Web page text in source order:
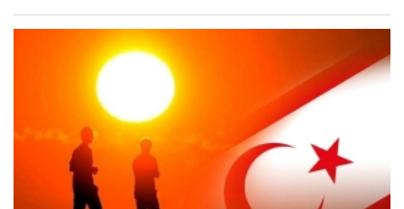
Mustafa Şahin
DEĞERLERİMİZ
Saadet Gül Göksu
TARİFİ NE MÜMKÜN, YÜREKLİ AŞKLARA….